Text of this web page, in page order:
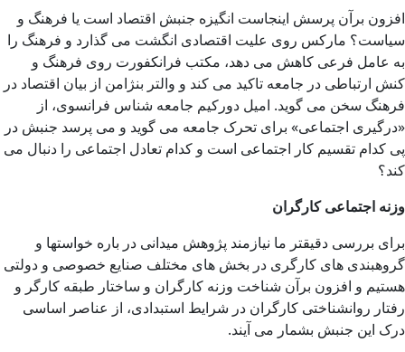
افزون برآن پرسش اینجاست انگیزه جنبش اقتصاد است یا فرهنگ و
سیاست؟ مارکس روی علیت اقتصادی انگشت می گذارد و فرهنگ را
به عامل فرعی کاهش می دهد، مکتب فرانکفورت روی فرهنگ و
کنش ارتباطی در جامعه تاکید می کند و والتر بنژامن از بیان اقتصاد در
فرهنگ سخن می گوید. امیل دورکیم جامعه شناس فرانسوی، از
«درگیری اجتماعی» برای تحرک جامعه می گوید و می پرسد جنبش در
پی کدام تقسیم کار اجتماعی است و کدام تعادل اجتماعی را دنبال می
کند؟
وزنه اجتماعی کارگران
برای بررسی دقیقتر ما نیازمند پژوهش میدانی در باره خواستها و
گروهبندی های کارگری در بخش های مختلف صنایع خصوصی و دولتی
هستیم و افزون برآن شناخت وزنه کارگران و ساختار طبقه کارگر و
رفتار روانشناختی کارگران در شرایط استبدادی، از عناصر اساسی
درک این جنبش بشمار می آیند.